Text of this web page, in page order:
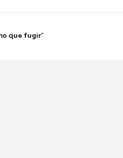
que fugir"